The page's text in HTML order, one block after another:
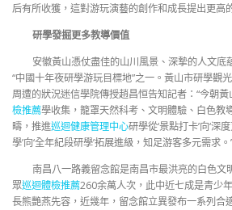
后有所收獲，這對游玩演藝的創作和成長提出更高
研學發掘更多教導價值
安徽黃山憑仗盡佳的山川風景、深摯的人文底
“中國十年夜研學游玩目標地”之一。黃山市研學觀
周遭的狀況迷信學院傳授趙昌恒告知記者：“今朝
檢推薦學收集，籠罩天然科考、文明體驗、白色教
疇，推進巡迴健康管理中心研學從‘景點打卡’向‘深
學’向‘全年紀段研學’拓展進級，知足游客多元需求。
南昌八一路義留念館是南昌市最洪亮的白色文
眾巡迴體檢推薦260余萬人次，此中近七成是青少
長熊艷燕先容，近幾年，留念館立異發布一系列合